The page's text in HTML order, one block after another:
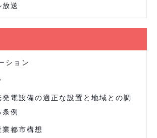
送
ション
電設備の適正な設置と地域との調
例
都市構想